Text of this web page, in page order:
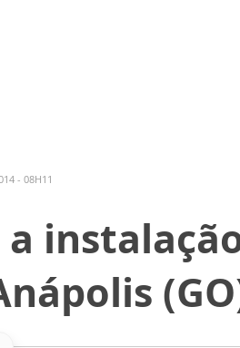
- 08H11